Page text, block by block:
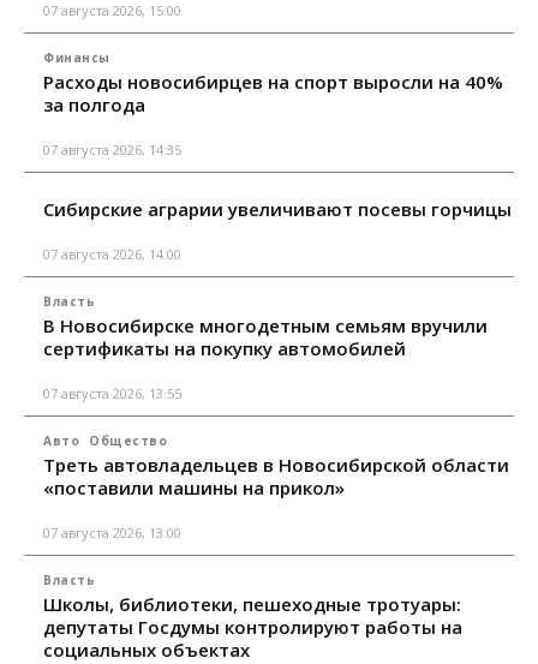
07 августа 2026, 15:00
Финансы
Расходы новосибирцев на спорт выросли на 40%
за полгода
07 августа 2026, 14:35
Сибирские аграрии увеличивают посевы горчицы
07 августа 2026, 14:00
Власть
В Новосибирске многодетным семьям вручили
сертификаты на покупку автомобилей
07 августа 2026, 13:55
Авто Общество
Треть автовладельцев в Новосибирской области
«поставили машины на прикол»
07 августа 2026, 13:00
Власть
Школы, библиотеки, пешеходные тротуары:
депутаты Госдумы контролируют работы на
социальных объектах